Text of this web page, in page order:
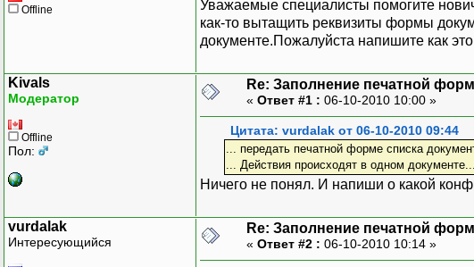
Offline
Уважаемые специалисты помогите
как-то вытащить реквизиты формы
документе.Пожалуйста напишите как это
Kivals
Модератор
Offline
Пол:
Re: Заполнение печатной
« Ответ #1 : 06-10-2010 10:00 »
Цитата: vurdalak от 06-10-2010 09:44
... передать печатной форме списка
... Действия происходят в одном документе....
Ничего не понял. И напиши о какой
vurdalak
Интересующийся
Re: Заполнение печатной
« Ответ #2 : 06-10-2010 10:14 »